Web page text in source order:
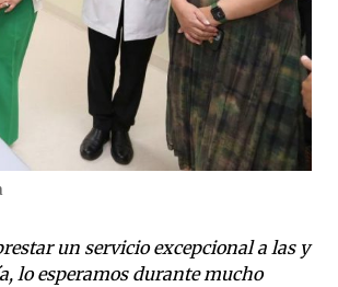
un servicio excepcional a las y
lo esperamos durante mucho